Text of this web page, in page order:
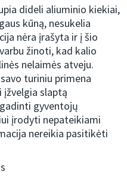
dideli aliuminio kiekiai,
kūną, nesukelia
nėra įrašyta ir į šio
žinoti, kad kalio
nelaimės atveju.
turiniu primena
slaptą
gyventojų
įrodyti nepateikiami
nereikia pasitikėti